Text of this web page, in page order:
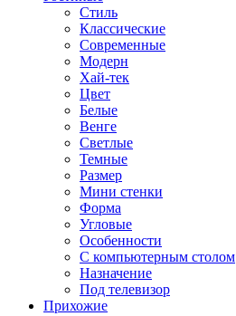
Стиль
Классические
Современные
Модерн
Хай-тек
Цвет
Белые
Венге
Светлые
Темные
Размер
Мини стенки
Форма
Угловые
Особенности
С компьютерным столом
Назначение
Под телевизор
Прихожие